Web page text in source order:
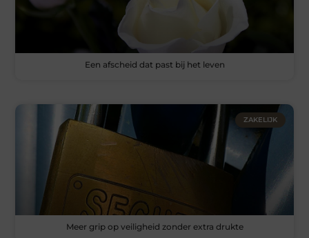
Een afscheid dat past bij het leven
ZAKELIJK
Meer grip op veiligheid zonder extra drukte